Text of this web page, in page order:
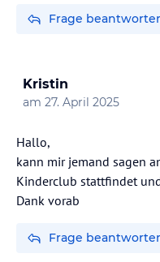
Frage
Kristin
am 27. April 2025
Hallo,
kann mir jemand sagen
Kinderclub stattfindet
Dank vorab
Frage